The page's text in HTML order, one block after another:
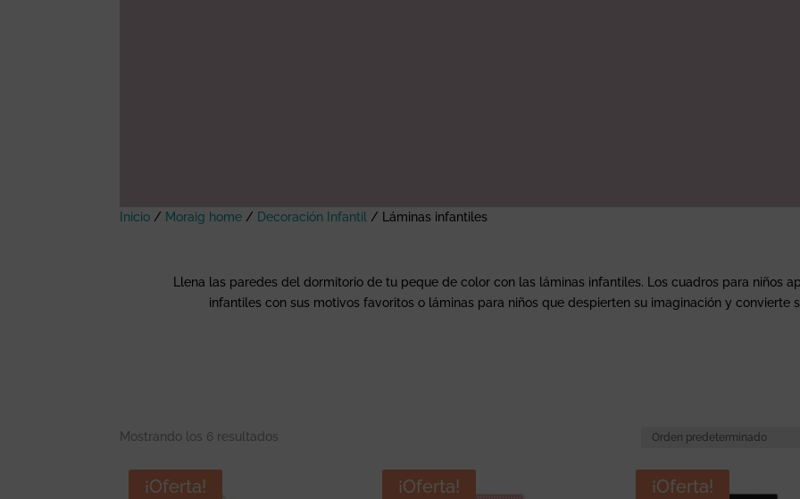
Inicio / Moraig home / Decoración Infantil / Láminas infantiles
Llena las paredes del dormitorio de tu peque de color con las láminas infantiles. Los cuadros para niños
infantiles con sus motivos favoritos o láminas para niños que despierten su imaginación y convierte
Mostrando los 6 resultados
¡Oferta! ¡Oferta! ¡Oferta!